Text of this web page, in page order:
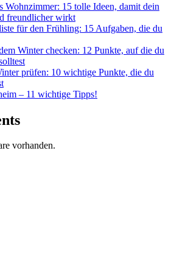
Wohnzimmer: 15 tolle Ideen, damit dein
freundlicher wirkt
für den Frühling: 15 Aufgaben, die du
Winter checken: 12 Punkte, auf die du
prüfen: 10 wichtige Punkte, die du
– 11 wichtige Tipps!
vorhanden.